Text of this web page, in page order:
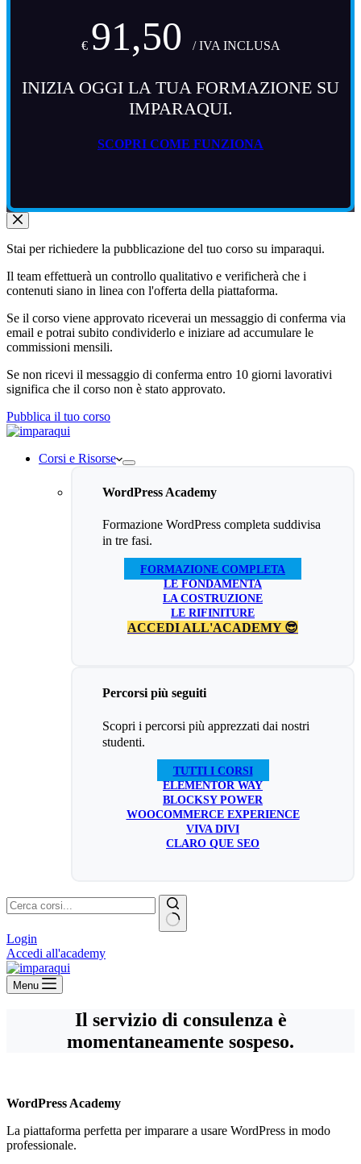
€ 91,50 / IVA INCLUSA
INIZIA OGGI LA TUA FORMAZIONE SU
IMPARAQUI.
SCOPRI COME FUNZIONA
Stai per richiedere la pubblicazione del tuo corso su imparaqui.
Il team effettuerà un controllo qualitativo e verificherà che i
contenuti siano in linea con l'offerta della piattaforma.
Se il corso viene approvato riceverai un messaggio di conferma via
email e potrai subito condividerlo e iniziare ad accumulare le
commissioni mensili.
Se non ricevi il messaggio di conferma entro 10 giorni lavorativi
significa che il corso non è stato approvato.
Pubblica il tuo corso
Corsi e Risorse
WordPress Academy
Formazione WordPress completa suddivisa
in tre fasi.
FORMAZIONE COMPLETA
LE FONDAMENTA
LA COSTRUZIONE
LE RIFINITURE
ACCEDI ALL'ACADEMY 😎
Percorsi più seguiti
Scopri i percorsi più apprezzati dai nostri
studenti.
TUTTI I CORSI
ELEMENTOR WAY
BLOCKSY POWER
WOOCOMMERCE EXPERIENCE
VIVA DIVI
CLARO QUE SEO
Nessun
risultato
Login
Accedi all'academy
Menu
Il servizio di consulenza è
momentaneamente sospeso.
WordPress Academy
La piattaforma perfetta per imparare a usare WordPress in modo
professionale.